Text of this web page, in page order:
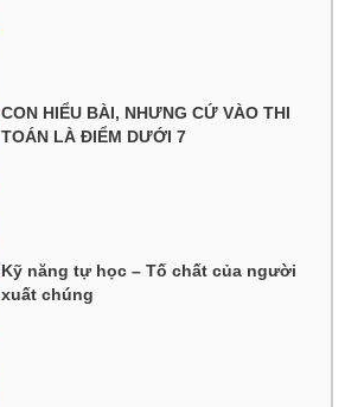
CON HIỂU BÀI, NHƯNG CỨ VÀO THI
TOÁN LÀ ĐIỂM DƯỚI 7
Kỹ năng tự học – Tố chất của người
xuất chúng